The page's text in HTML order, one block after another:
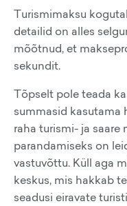
Turismimaksu
detailid on alles
mõõtnud, et
sekundit.
Tõpselt pole teada
summasid kasutama
raha turismi- ja saare
parandamiseks on
vastuvõttu. Küll aga
keskus, mis hakkab
seadusi eiravate